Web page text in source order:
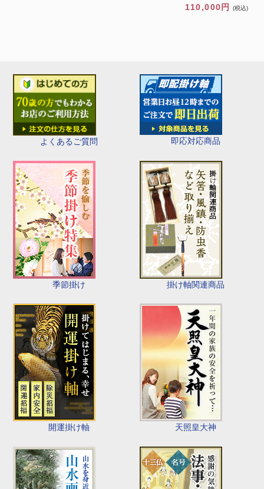
よくあるご質問 即応対応商品
季節掛け 掛け軸関連商品
開運掛け軸 天照皇大神
110,000円
(税込)